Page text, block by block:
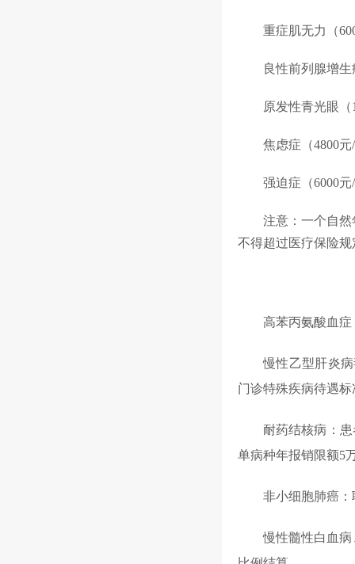
重症肌无力（
良性前列腺增
原发性青光眼（
焦虑症（4800元
强迫症（6000元
注意：一个自
不得超过医疗保险
高苯丙氨酸血
慢性乙型肝炎
门诊特殊疾病待遇
耐药结核病：
单病种年报销限额5
非小细胞肺癌
慢性髓性白血